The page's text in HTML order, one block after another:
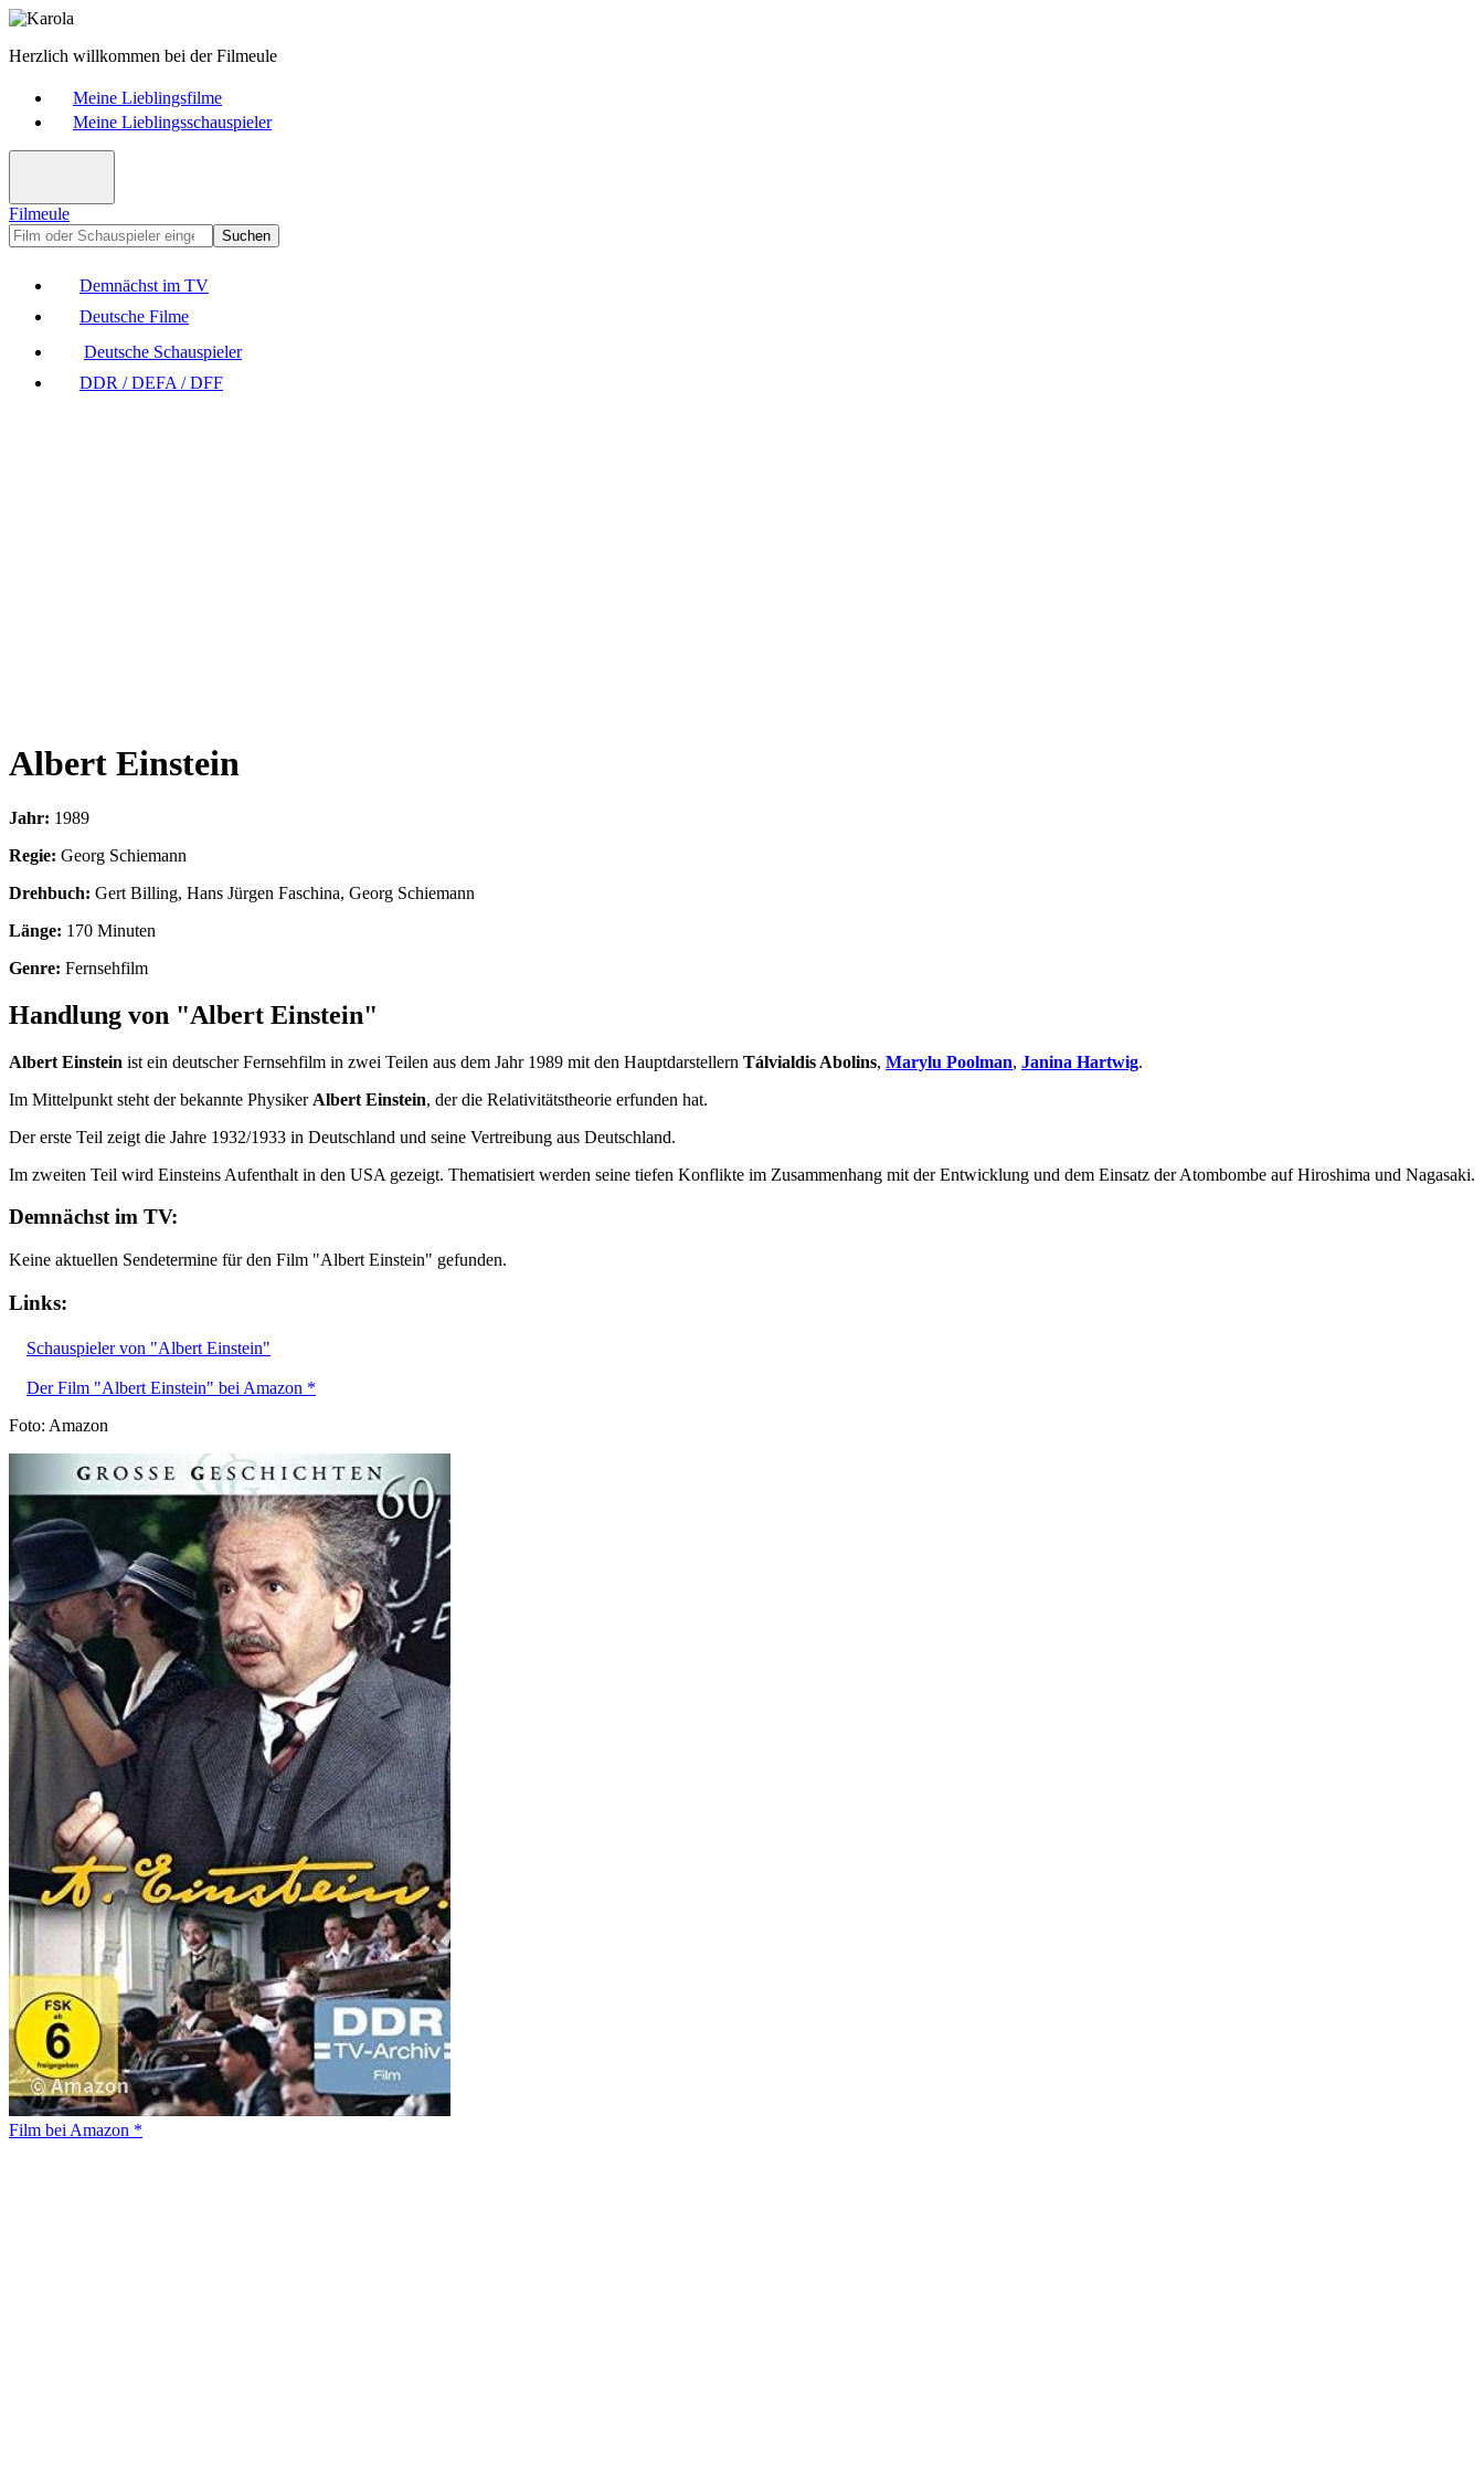
Herzlich willkommen bei der Filmeule
Meine Lieblingsfilme
Meine Lieblingsschauspieler
Filmeule
Suchen
Demnächst im TV
Deutsche Filme
Deutsche Schauspieler
DDR / DEFA / DFF
Albert Einstein
Jahr: 1989
Regie: Georg Schiemann
Drehbuch: Gert Billing, Hans Jürgen Faschina, Georg Schiemann
Länge: 170 Minuten
Genre: Fernsehfilm
Handlung von "Albert Einstein"
Albert Einstein ist ein deutscher Fernsehfilm in zwei Teilen aus dem Jahr 1989 mit den Hauptdarstellern Tálvialdis Abolins, Marylu Poolman, Janina Hartwig.
Im Mittelpunkt steht der bekannte Physiker Albert Einstein, der die Relativitätstheorie erfunden hat.
Der erste Teil zeigt die Jahre 1932/1933 in Deutschland und seine Vertreibung aus Deutschland.
Im zweiten Teil wird Einsteins Aufenthalt in den USA gezeigt. Thematisiert werden seine tiefen Konflikte im Zusammenhang mit der Entwicklung und dem Einsatz der Atombombe auf Hiroshima und Nagasaki.
Demnächst im TV:
Keine aktuellen Sendetermine für den Film "Albert Einstein" gefunden.
Links:
Schauspieler von "Albert Einstein"
Der Film "Albert Einstein" bei Amazon *
Foto: Amazon
Film bei Amazon *